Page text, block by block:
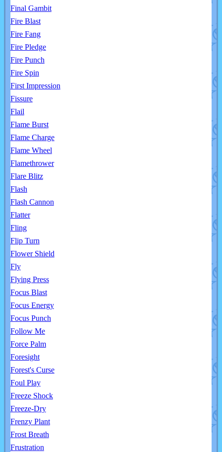
Final Gambit
Fire Blast
Fire Fang
Fire Pledge
Fire Punch
Fire Spin
First Impression
Fissure
Flail
Flame Burst
Flame Charge
Flame Wheel
Flamethrower
Flare Blitz
Flash
Flash Cannon
Flatter
Fling
Flip Turn
Flower Shield
Fly
Flying Press
Focus Blast
Focus Energy
Focus Punch
Follow Me
Force Palm
Foresight
Forest's Curse
Foul Play
Freeze Shock
Freeze-Dry
Frenzy Plant
Frost Breath
Frustration